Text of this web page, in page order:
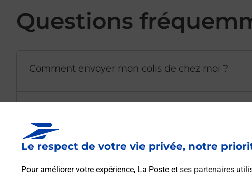
Le respect de votre vie privée, notre
Pour améliorer votre expérience, La Poste et ses partenaires
Questions
Comment envoyer mon colis de chez moi ?
Comment demander une modification de